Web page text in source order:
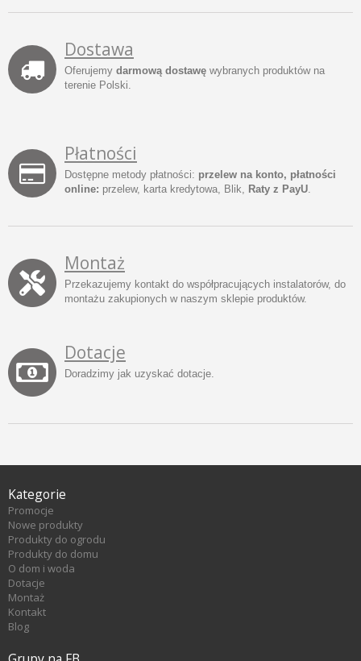
Dostawa
Oferujemy darmową dostawę wybranych produktów na
terenie Polski.
Płatności
Dostępne metody płatności: przelew na konto, płatności
online: przelew, karta kredytowa, Blik, Raty z PayU.
Montaż
Przekazujemy kontakt do współpracujących instalatorów, do
montażu zakupionych w naszym sklepie produktów.
Dotacje
Doradzimy jak uzyskać dotacje.
Kategorie
Promocje
Nowe produkty
Produkty do ogrodu
Produkty do domu
O dom i woda
Dotacje
Montaż
Kontakt
Blog